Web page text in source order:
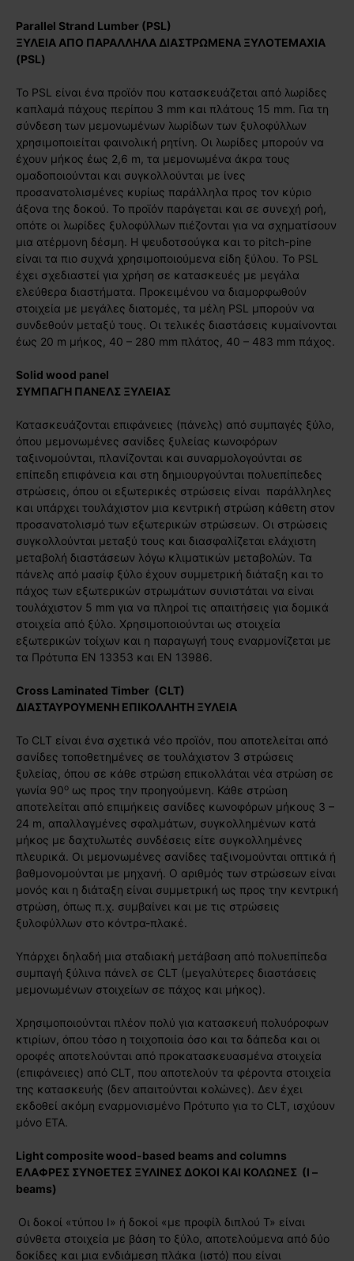
Parallel Strand Lumber (PSL)
ΞΥΛΕΙΑ ΑΠΟ ΠΑΡΑΛΛΗΛΑ ΔΙΑΣΤΡΩΜΕΝΑ ΞΥΛΟΤΕΜΑΧΙΑ
(PSL)
Το PSL είναι ένα προϊόν που κατασκευάζεται από λωρίδες
καπλαμά πάχους περίπου 3 mm και πλάτους 15 mm. Για τη
σύνδεση των μεμονωμένων λωρίδων των ξυλοφύλλων
χρησιμοποιείται φαινολική ρητίνη. Οι λωρίδες μπορούν να
έχουν μήκος έως 2,6 m, τα μεμονωμένα άκρα τους
ομαδοποιούνται και συγκολλούνται με ίνες
προσανατολισμένες κυρίως παράλληλα προς τον κύριο
άξονα της δοκού. Το προϊόν παράγεται και σε συνεχή ροή,
οπότε οι λωρίδες ξυλοφύλλων πιέζονται για να σχηματίσουν
μια ατέρμονη δέσμη. Η ψευδοτσούγκα και το pitch-pine
είναι τα πιο συχνά χρησιμοποιούμενα είδη ξύλου. Το PSL
έχει σχεδιαστεί για χρήση σε κατασκευές με μεγάλα
ελεύθερα διαστήματα. Προκειμένου να διαμορφωθούν
στοιχεία με μεγάλες διατομές, τα μέλη PSL μπορούν να
συνδεθούν μεταξύ τους. Οι τελικές διαστάσεις κυμαίνονται
έως 20 m μήκος, 40 – 280 mm πλάτος, 40 – 483 mm πάχος.
Solid wood panel
ΣΥΜΠΑΓΗ ΠΑΝΕΛΣ ΞΥΛΕΙΑΣ
Κατασκευάζονται επιφάνειες (πάνελς) από συμπαγές ξύλο,
όπου μεμονωμένες σανίδες ξυλείας κωνοφόρων
ταξινομούνται, πλανίζονται και συναρμολογούνται σε
επίπεδη επιφάνεια και στη δημιουργούνται πολυεπίπεδες
στρώσεις, όπου οι εξωτερικές στρώσεις είναι παράλληλες
και υπάρχει τουλάχιστον μια κεντρική στρώση κάθετη στον
προσανατολισμό των εξωτερικών στρώσεων. Οι στρώσεις
συγκολλούνται μεταξύ τους και διασφαλίζεται ελάχιστη
μεταβολή διαστάσεων λόγω κλιματικών μεταβολών. Τα
πάνελς από μασίφ ξύλο έχουν συμμετρική διάταξη και το
πάχος των εξωτερικών στρωμάτων συνιστάται να είναι
τουλάχιστον 5 mm για να πληροί τις απαιτήσεις για δομικά
στοιχεία από ξύλο. Χρησιμοποιούνται ως στοιχεία
εξωτερικών τοίχων και η παραγωγή τους εναρμονίζεται με
τα Πρότυπα EN 13353 και EN 13986.
Cross Laminated Timber (CLT)
ΔΙΑΣΤΑΥΡΟΥΜΕΝΗ ΕΠΙΚΟΛΛΗΤΗ ΞΥΛΕΙΑ
Το CLT είναι ένα σχετικά νέο προϊόν, που αποτελείται από
σανίδες τοποθετημένες σε τουλάχιστον 3 στρώσεις
ξυλείας, όπου σε κάθε στρώση επικολλάται νέα στρώση σε
γωνία 90ο ως προς την προηγούμενη. Κάθε στρώση
αποτελείται από επιμήκεις σανίδες κωνοφόρων μήκους 3 –
24 m, απαλλαγμένες σφαλμάτων, συγκολλημένων κατά
μήκος με δαχτυλωτές συνδέσεις είτε συγκολλημένες
πλευρικά. Οι μεμονωμένες σανίδες ταξινομούνται οπτικά ή
βαθμονομούνται με μηχανή. Ο αριθμός των στρώσεων είναι
μονός και η διάταξη είναι συμμετρική ως προς την κεντρική
στρώση, όπως π.χ. συμβαίνει και με τις στρώσεις
ξυλοφύλλων στο κόντρα-πλακέ.
Υπάρχει δηλαδή μια σταδιακή μετάβαση από πολυεπίπεδα
συμπαγή ξύλινα πάνελ σε CLT (μεγαλύτερες διαστάσεις
μεμονωμένων στοιχείων σε πάχος και μήκος).
Χρησιμοποιούνται πλέον πολύ για κατασκευή πολυόροφων
κτιρίων, όπου τόσο η τοιχοποιία όσο και τα δάπεδα και οι
οροφές αποτελούνται από προκατασκευασμένα στοιχεία
(επιφάνειες) από CLT, που αποτελούν τα φέροντα στοιχεία
της κατασκευής (δεν απαιτούνται κολώνες). Δεν έχει
εκδοθεί ακόμη εναρμονισμένο Πρότυπο για το CLT, ισχύουν
μόνο ΕΤΑ.
Light composite wood-based beams and columns
ΕΛΑΦΡΕΣ ΣΥΝΘΕΤΕΣ ΞΥΛΙΝΕΣ ΔΟΚΟΙ ΚΑΙ ΚΟΛΩΝΕΣ (I –
beams)
Οι δοκοί «τύπου Ι» ή δοκοί «με προφίλ διπλού Τ» είναι
σύνθετα στοιχεία με βάση το ξύλο, αποτελούμενα από δύο
δοκίδες και μια ενδιάμεση πλάκα (ιστό) που είναι